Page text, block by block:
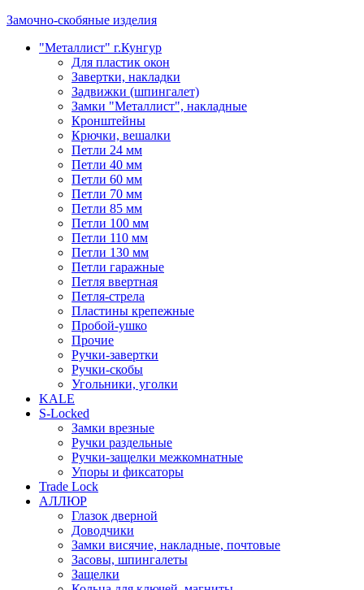
Замочно-скобяные изделия
"Металлист" г.Кунгур
Для пластик окон
Завертки, накладки
Задвижки (шпингалет)
Замки "Металлист", накладные
Кронштейны
Крючки, вешалки
Петли 24 мм
Петли 40 мм
Петли 60 мм
Петли 70 мм
Петли 85 мм
Петли 100 мм
Петли 110 мм
Петли 130 мм
Петли гаражные
Петля ввертная
Петля-стрела
Пластины крепежные
Пробой-ушко
Прочие
Ручки-завертки
Ручки-скобы
Угольники, уголки
KALE
S-Locked
Замки врезные
Ручки раздельные
Ручки-защелки межкомнатные
Упоры и фиксаторы
Trade Lock
АЛЛЮР
Глазок дверной
Доводчики
Замки висячие, накладные, почтовые
Засовы, шпингалеты
Защелки